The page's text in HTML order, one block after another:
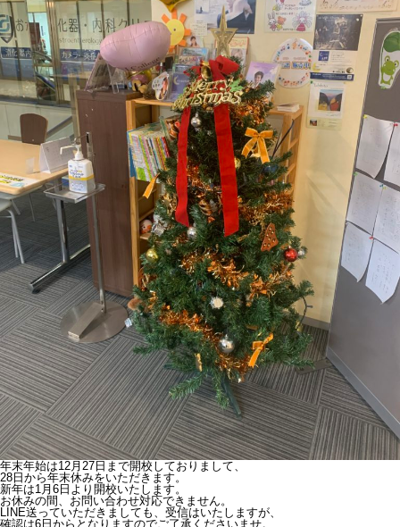
年末年始は12月27日まで開校しておりまして、
28日から年末休みをいただきます。
新年は1月6日より開校いたします。
お休みの間、お問い合わせ対応できません。
LINE送っていただきましても、受信はいたしますが、
確認は6日からとなりますのでご了承くださいませ。